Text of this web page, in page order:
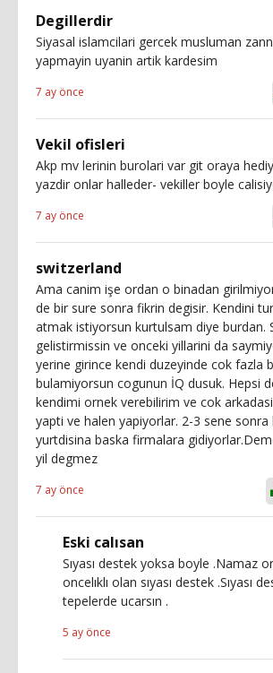
Degillerdir
Siyasal islamcilari gercek musluman
yapmayin uyanin artik kardesim
7 ay önce
Vekil ofisleri
Akp mv lerinin burolari var git oraya
yazdir onlar halleder- vekiller boyle
7 ay önce
switzerland
Ama canim işe ordan o binadan
de bir sure sonra fikrin degisir. Kendini
atmak istiyorsun kurtulsam diye burdan.
gelistirmissin ve onceki yillarini da
yerine girince kendi duzeyinde cok fazla
bulamiyorsun cogunun İQ dusuk. Hepsi
kendimi ornek verebilirim ve cok
yapti ve halen yapiyorlar. 2-3 sene sonra
yurtdisina baska firmalara
yil degmez
7 ay önce
Eski calısan
Sıyası destek yoksa boyle .Namaz
oncelıklı olan sıyası destek .Sıyası
tepelerde ucarsın .
5 ay önce